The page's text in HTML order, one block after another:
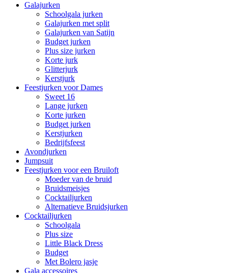
Galajurken
Schoolgala jurken
Galajurken met split
Galajurken van Satijn
Budget jurken
Plus size jurken
Korte jurk
Glitterjurk
Kerstjurk
Feestjurken voor Dames
Sweet 16
Lange jurken
Korte jurken
Budget jurken
Kerstjurken
Bedrijfsfeest
Avondjurken
Jumpsuit
Feestjurken voor een Bruiloft
Moeder van de bruid
Bruidsmeisjes
Cocktailjurken
Alternatieve Bruidsjurken
Cocktailjurken
Schoolgala
Plus size
Little Black Dress
Budget
Met Bolero jasje
Gala accessoires